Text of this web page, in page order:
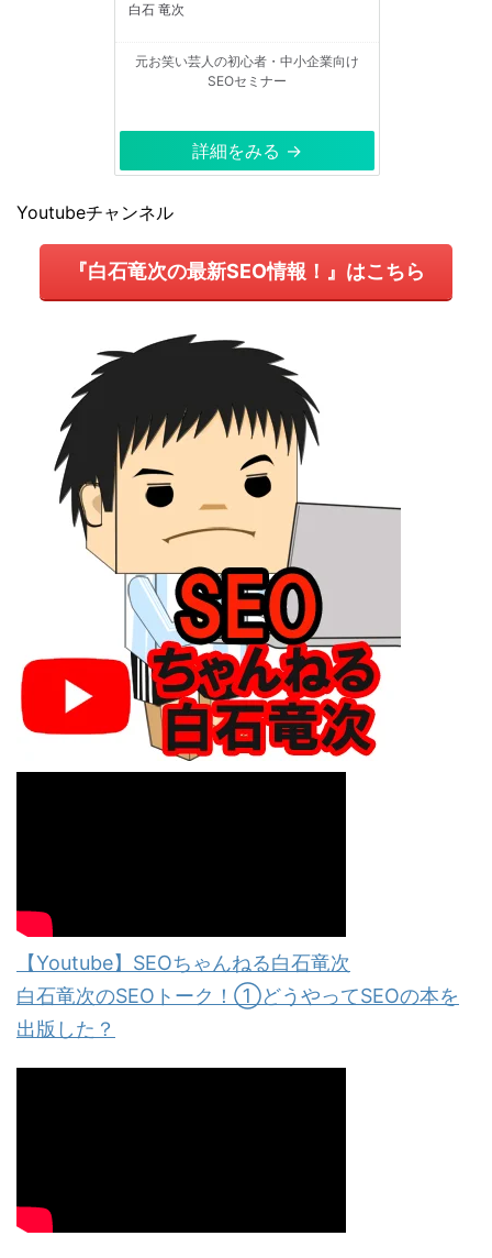
白石 竜次
元お笑い芸人の初心者・中小企業向け
SEOセミナー
詳細をみる →
Youtubeチャンネル
『白石竜次の最新SEO情報！』はこちら
【Youtube】SEOちゃんねる白石竜次
白石竜次のSEOトーク！①どうやってSEOの本を
出版した？